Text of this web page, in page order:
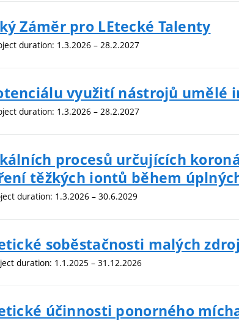
Záměr pro LEtecké Talenty
duration: 1.3.2026 – 28.2.2027
využití nástrojů umělé
duration: 1.3.2026 – 28.2.2027
procesů určujících
těžkých iontů během
duration: 1.3.2026 – 30.6.2029
soběstačnosti malých
duration: 1.1.2025 – 31.12.2026
účinnosti ponorného